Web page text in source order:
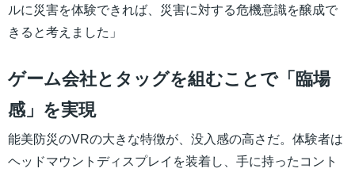
ルに災害を体験できれば、災害に対する危機意識を醸成で
きると考えました」
ゲーム会社とタッグを組むことで「臨場
感」を実現
能美防災のVRの大きな特徴が、没入感の高さだ。体験者は
ヘッドマウントディスプレイを装着し、手に持ったコント